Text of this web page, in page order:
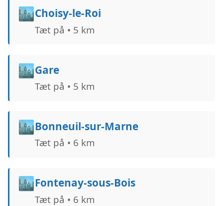
🏙️Choisy-le-Roi
Tæt på • 5 km
🏙️Gare
Tæt på • 5 km
🏙️Bonneuil-sur-Marne
Tæt på • 6 km
🏙️Fontenay-sous-Bois
Tæt på • 6 km